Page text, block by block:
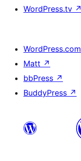
WordPress.tv ↗
WordPress.com
Matt ↗
bbPress ↗
BuddyPress ↗